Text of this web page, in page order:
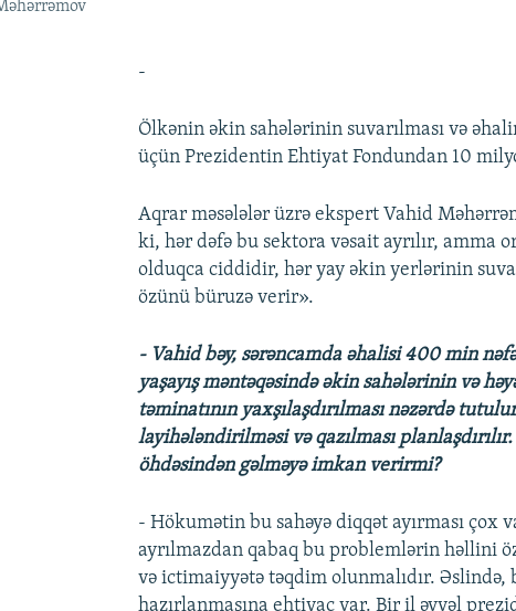
-
Ölkənin əkin sahələrinin suvarılması və
üçün Prezidentin Ehtiyat Fondundan 10
Aqrar məsələlər üzrə ekspert Vahid
ki, hər dəfə bu sektora vəsait ayrılır, amma
olduqca ciddidir, hər yay əkin yerlərinin
özünü büruzə verir».
- Vahid bəy, sərəncamda əhalisi 400 min
yaşayış məntəqəsində əkin sahələrinin və
təminatının yaxşılaşdırılması nəzərdə
layihələndirilməsi və qazılması
öhdəsindən gəlməyə imkan verirmi?
- Hökumətin bu sahəyə diqqət ayırması
ayrılmazdan qabaq bu problemlərin həllini
və ictimaiyyətə təqdim olunmalıdır. Əslində,
hazırlanmasına ehtiyac var. Bir il əvvəl